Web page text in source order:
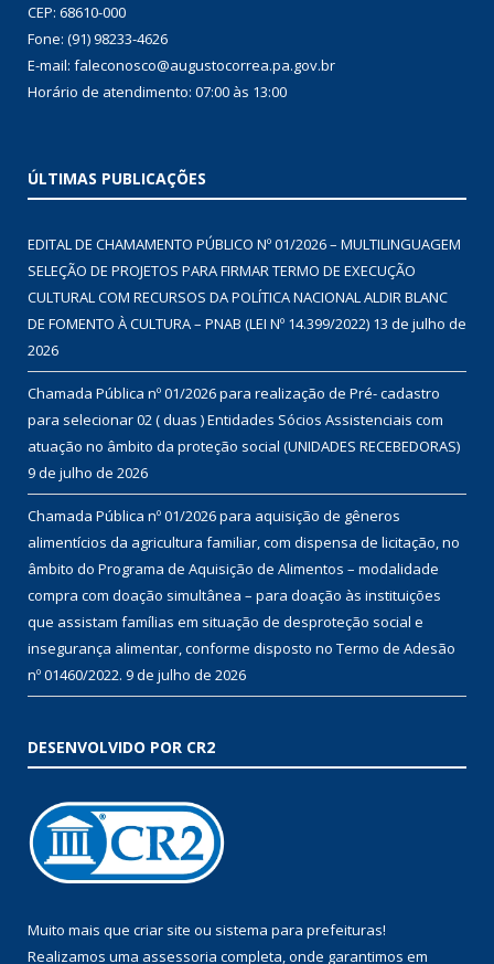
CEP: 68610-000
Fone: (91) 98233-4626
E-mail: faleconosco@augustocorrea.pa.gov.br
Horário de atendimento: 07:00 às 13:00
ÚLTIMAS PUBLICAÇÕES
EDITAL DE CHAMAMENTO PÚBLICO Nº 01/2026 – MULTILINGUAGEM
SELEÇÃO DE PROJETOS PARA FIRMAR TERMO DE EXECUÇÃO
CULTURAL COM RECURSOS DA POLÍTICA NACIONAL ALDIR BLANC
DE FOMENTO À CULTURA – PNAB (LEI Nº 14.399/2022) 13 de julho de
2026
Chamada Pública nº 01/2026 para realização de Pré- cadastro
para selecionar 02 ( duas ) Entidades Sócios Assistenciais com
atuação no âmbito da proteção social (UNIDADES RECEBEDORAS)
9 de julho de 2026
Chamada Pública nº 01/2026 para aquisição de gêneros
alimentícios da agricultura familiar, com dispensa de licitação, no
âmbito do Programa de Aquisição de Alimentos – modalidade
compra com doação simultânea – para doação às instituições
que assistam famílias em situação de desproteção social e
insegurança alimentar, conforme disposto no Termo de Adesão
nº 01460/2022. 9 de julho de 2026
DESENVOLVIDO POR CR2
Muito mais que criar site ou sistema para prefeituras!
Realizamos uma assessoria completa, onde garantimos em